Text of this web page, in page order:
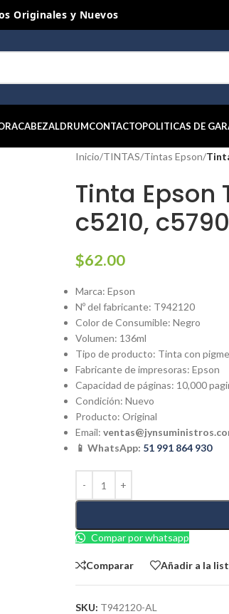
Originales y Nuevos
CABEZALDRUMCONTACTOPOLITICAS DE
Inicio/TINTAS/Tintas Epson/
Tinta Epson
c5210,
$62.00
Marca: Epson
Nº del fabricante: T942120
Color de Consumible: Negro
Volumen: 136ml
Tipo de producto: Tinta con
Fabricante de impresoras: Epson
Capacidad de páginas: 10,000
Condición: Nuevo
Producto: Original
Email:
📱 WhatsApp: 51 991 864 930
Compar por whatsapp
Comparar Añadir a la
SKU: T942120-AL